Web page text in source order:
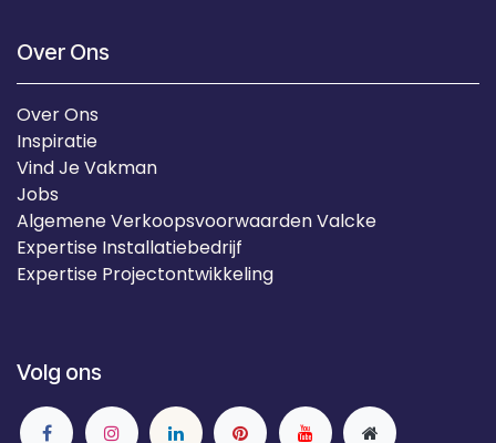
Over Ons
Over Ons
Inspiratie
Vind Je Vakman
Jobs
Algemene Verkoopsvoorwaarden Valcke
Expertise Installatiebedrijf
Expertise Projectontwikkeling
Volg ons